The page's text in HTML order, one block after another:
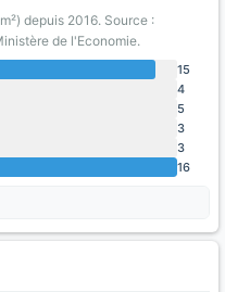
depuis 2016. Source :
de l'Economie.
15
4
5
3
3
16